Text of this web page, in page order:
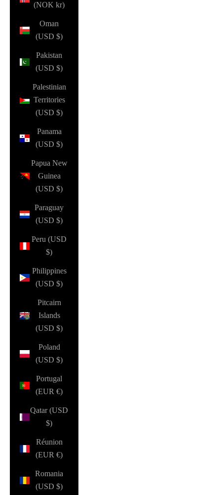
(NOK kr)
Oman
(USD $)
Pakistan
(USD $)
Palestinian
Territories
(USD $)
Panama
(USD $)
Papua New
Guinea
(USD $)
Paraguay
(USD $)
Peru (USD
$)
Philippines
(USD $)
Pitcairn
Islands
(USD $)
Poland
(USD $)
Portugal
(EUR €)
Qatar (USD
$)
Réunion
(EUR €)
Romania
(USD $)